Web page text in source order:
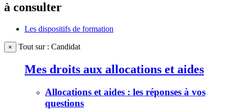
à consulter
Les dispositifs de formation
× Tout sur : Candidat
Mes droits aux allocations et aides
Allocations et aides : les réponses à vos
questions